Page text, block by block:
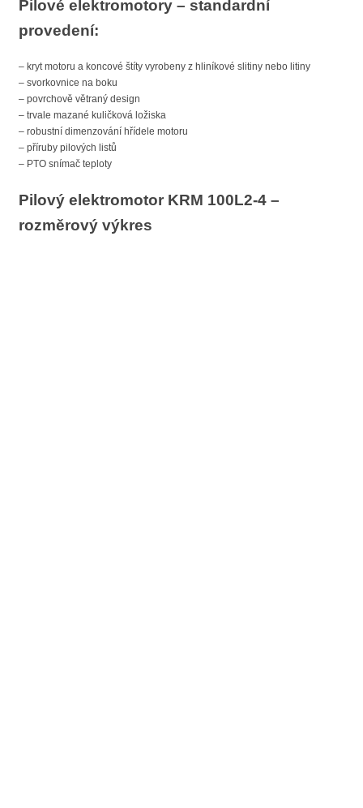
Pilové elektromotory – standardní
provedení:
– kryt motoru a koncové štíty vyrobeny z hliníkové slitiny nebo litiny
– svorkovnice na boku
– povrchově větraný design
– trvale mazané kuličková ložiska
– robustní dimenzování hřídele motoru
– příruby pilových listů
– PTO snímač teploty
Pilový elektromotor KRM 100L2-4 –
rozměrový výkres